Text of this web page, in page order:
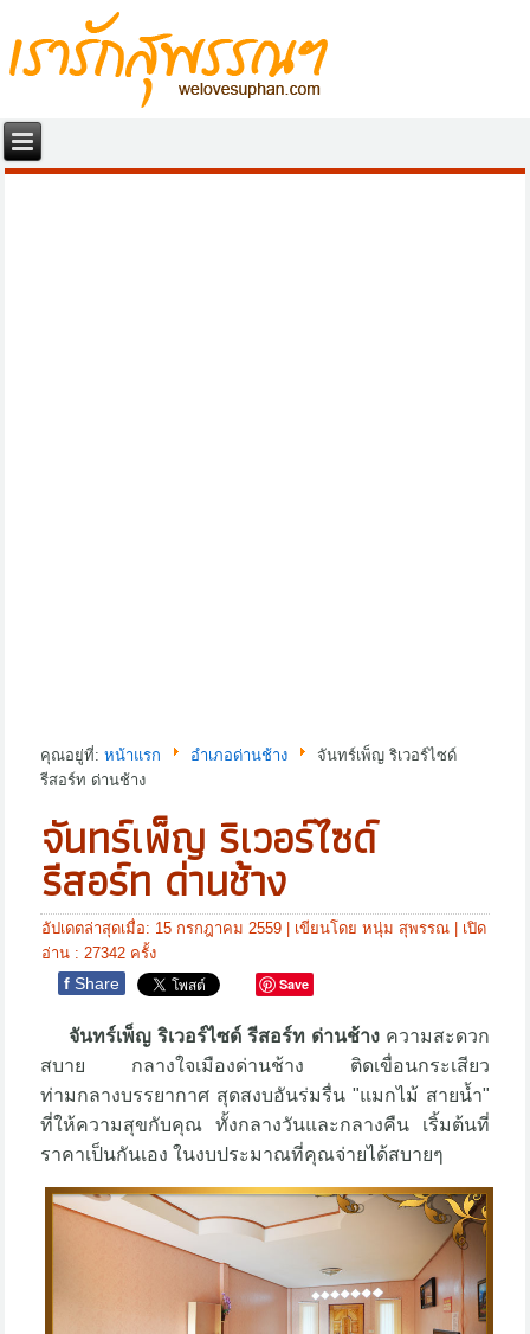
คุณอยู่ที่:หน้าแรก อำเภอด่านช้าง
จันทร์เพ็ญ ริเวอร์ไซด์
รีสอร์ท ด่านช้าง
จันทร์เพ็ญ ริเวอร์ไซด์
รีสอร์ท ด่านช้าง
อัปเดตล่าสุดเมื่อ: 15 กรกฎาคม 2559 | เขียนโดย หนุ่ม สุพรรณ | เปิด
อ่าน : 27342 ครั้ง
f Share Save
จันทร์เพ็ญ ริเวอร์ไซด์ รีสอร์ท ด่านช้างความสะดวก
สบาย กลางใจเมืองด่านช้าง ติดเขื่อนกระเสียว
ท่ามกลางบรรยากาศ สุดสงบอันร่มรื่น "แมกไม้ สายน้ำ"
ที่ให้ความสุขกับคุณ ทั้งกลางวันและกลางคืน เริ้มต้นที่
ราคาเป็นกันเอง ในงบประมาณที่คุณจ่ายได้สบายๆ